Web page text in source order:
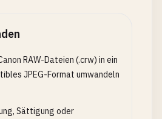
RAW-Dateien (.crw) in ein
JPEG-Format umwandeln
Sättigung oder